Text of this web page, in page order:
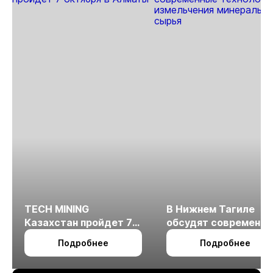
TECH MINING
Казахстан пройдет 7
октября в Алматы
Подробнее
В Нижнем Тагиле
обсудят
технологии
измельчения
Подробнее